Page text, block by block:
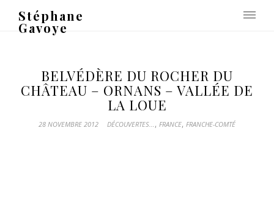
Stéphane
Gavoye
BELVÉDÈRE DU ROCHER DU
CHÂTEAU – ORNANS – VALLÉE DE
LA LOUE
28 NOVEMBRE 2012 DÉCOUVERTES..., FRANCE, FRANCHE-COMTÉ